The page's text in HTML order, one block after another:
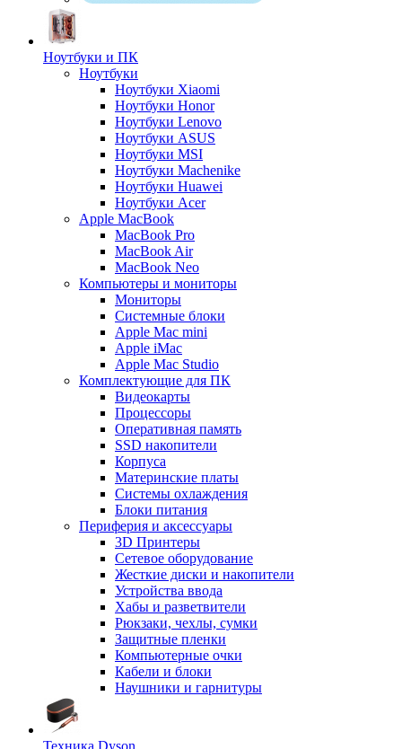
Ноутбуки и ПК
Ноутбуки
Ноутбуки Xiaomi
Ноутбуки Honor
Ноутбуки Lenovo
Ноутбуки ASUS
Ноутбуки MSI
Ноутбуки Machenike
Ноутбуки Huawei
Ноутбуки Acer
Apple MacBook
MacBook Pro
MacBook Air
MacBook Neo
Компьютеры и мониторы
Мониторы
Системные блоки
Apple Mac mini
Apple iMac
Apple Mac Studio
Комплектующие для ПК
Видеокарты
Процессоры
Оперативная память
SSD накопители
Корпуса
Материнские платы
Системы охлаждения
Блоки питания
Периферия и аксессуары
3D Принтеры
Сетевое оборудование
Жесткие диски и накопители
Устройства ввода
Хабы и разветвители
Рюкзаки, чехлы, сумки
Защитные пленки
Компьютерные очки
Кабели и блоки
Наушники и гарнитуры
Техника Dyson